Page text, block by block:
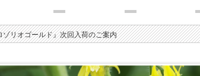
ゾリオゴールド』次回入荷のご案内